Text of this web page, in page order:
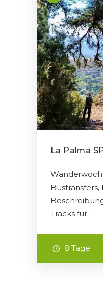
La Palma
Bustransfers,
Tracks für…
8 Tage